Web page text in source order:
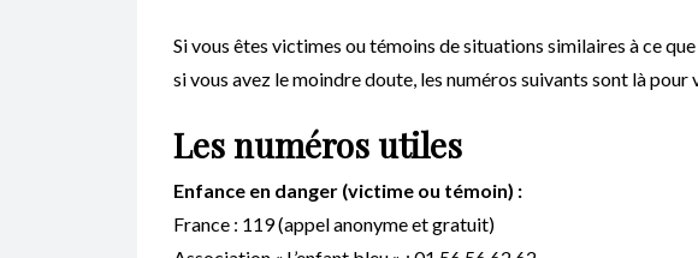
Si vous êtes victimes ou témoins de situations similaires à ce
si vous avez le moindre doute, les numéros suivants sont là pour
Les numéros utiles
Enfance en danger (victime ou témoin) :
France : 119 (appel anonyme et gratuit)